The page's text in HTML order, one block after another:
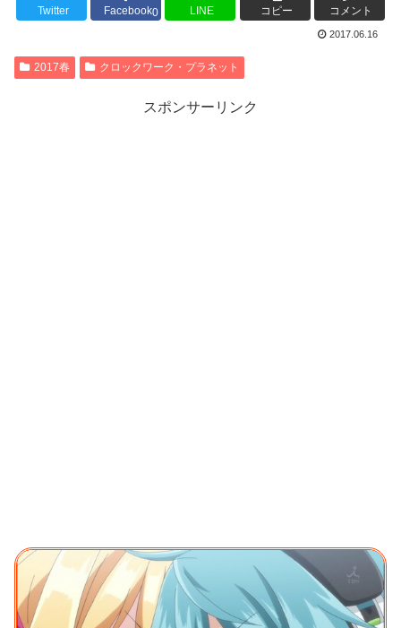
Powered by livedoor 相互RSS
Twitter Facebook0 LINE コピー コメント
2017.06.16
2017春 クロックワーク・プラネット
スポンサーリンク